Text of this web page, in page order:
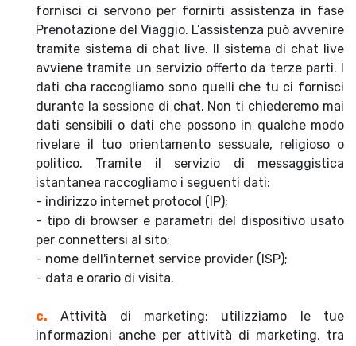
fornisci ci servono per fornirti assistenza in fase
Prenotazione del Viaggio. L’assistenza può avvenire
tramite sistema di chat live. Il sistema di chat live
avviene tramite un servizio offerto da terze parti. I
dati cha raccogliamo sono quelli che tu ci fornisci
durante la sessione di chat. Non ti chiederemo mai
dati sensibili o dati che possono in qualche modo
rivelare il tuo orientamento sessuale, religioso o
politico. Tramite il servizio di messaggistica
istantanea raccogliamo i seguenti dati:
- indirizzo internet protocol (IP);
- tipo di browser e parametri del dispositivo usato
per connettersi al sito;
- nome dell'internet service provider (ISP);
- data e orario di visita.
c. Attività di marketing: utilizziamo le tue
informazioni anche per attività di marketing, tra